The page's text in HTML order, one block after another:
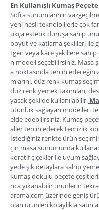
En Kullanışlı Kumaş
Sofra sunumlarının
yeni nesil teknolojilerle çok
ukça estetik duruşa sahip
boyut ve katlama şekilleri ile
tgen veya kare şekillere
n modeli seçebilirsiniz. Masa
a noktasında tercih
mlarını, düz renk kumaş
düz renk yemek takımları,
yacak şekilde kullanılabilir.
ütünlük sağlayan modelleri
elde edebilirsiniz. Kumaş
aller tercih ederek temizlik
İstediğiniz renkte ürün
çin masa sunumunda
koratif çiçekler ile uyum
yede şık detaylara sahip
kumaş dokulu peçete
rıca yıkanabilir ürünlerin
arama.com üzerinde geniş
olan ürünleri kolaylıkla satın